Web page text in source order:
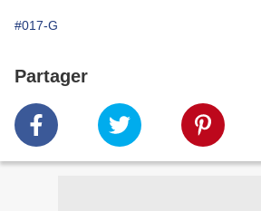
#017-G
Partager